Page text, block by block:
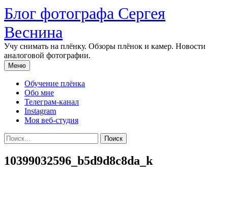
Перейти
к
содержимому
Блог фотографа Сергея
Веснина
Учу снимать на плёнку. Обзоры плёнок и камер. Новости
аналоговой фотографии.
Меню
Обучение плёнка
Обо мне
Телеграм-канал
Instagram
Моя веб-студия
Найти:
10399032596_b5d9d8c8da_k